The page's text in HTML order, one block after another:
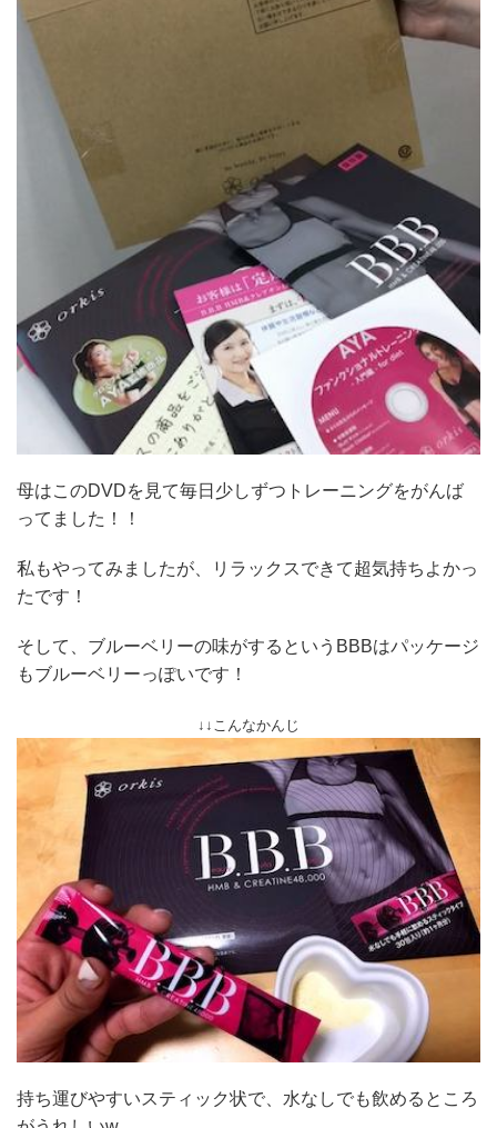
母はこのDVDを見て毎日少しずつトレーニングをがんば
ってました！！
私もやってみましたが、リラックスできて超気持ちよかっ
たです！
そして、ブルーベリーの味がするというBBBはパッケージ
もブルーベリーっぽいです！
↓↓こんなかんじ
持ち運びやすいスティック状で、水なしでも飲めるところ